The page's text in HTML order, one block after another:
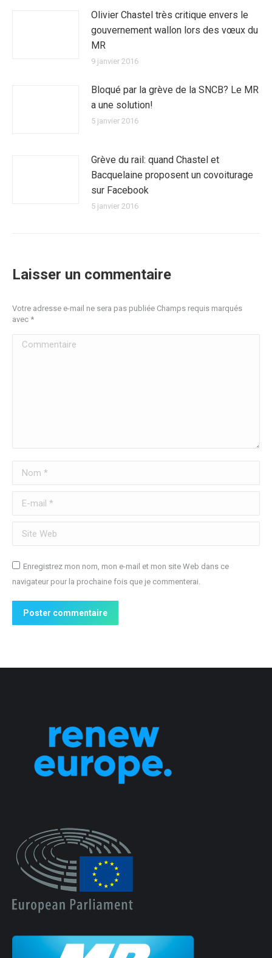
Olivier Chastel très critique envers le
gouvernement wallon lors des vœux du
MR
9 janvier 2016
Bloqué par la grève de la SNCB? Le MR
a une solution!
5 janvier 2016
Grève du rail: quand Chastel et
Bacquelaine proposent un covoiturage
sur Facebook
5 janvier 2016
Laisser un commentaire
Votre adresse e-mail ne sera pas publiée Champs requis marqués
avec *
Commentaire
Nom *
E-mail *
Site Web
Enregistrez mon nom, mon e-mail et mon site Web dans ce
navigateur pour la prochaine fois que je commenterai.
Poster commentaire